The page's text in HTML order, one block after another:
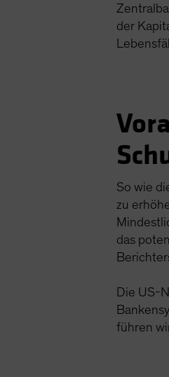
der
So wie
zu
das
Die US-
führen